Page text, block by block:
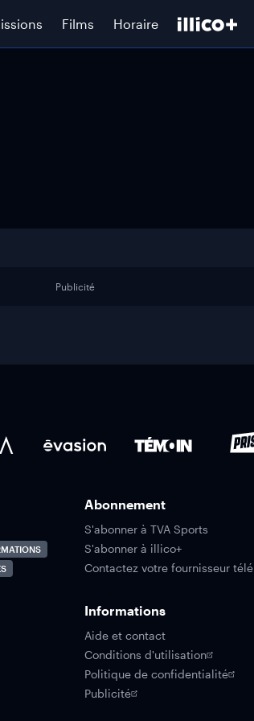
Films Horaire
Publicité
Abonnement
S'abonner à TVA Sports
S'abonner à illico+
Contactez votre fournisseur télé
Informations
Aide et contact
Conditions d'utilisation
Politique de confidentialité
Publicité